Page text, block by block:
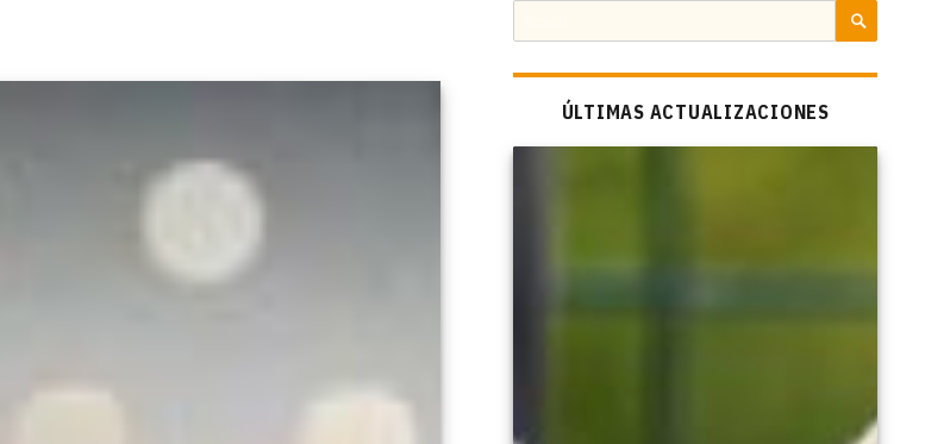
por:
ÚLTIMAS ACTUALIZACIONES